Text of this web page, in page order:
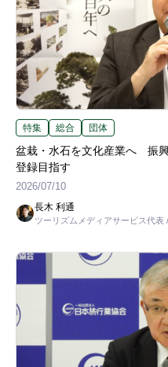
特集 総合 団体
盆栽・水石を文化産業へ 振
登録目指す
2026/07/10
長木 利通
ツーリズムメディアサービス代表